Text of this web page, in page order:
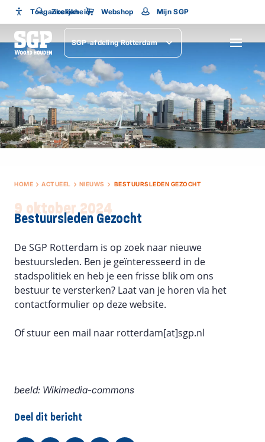
Toegankelijkheid
Toegankelijkheid
Lettergrootte
Zoeken Webshop Mijn SGP
SGP-afdeling Rotterdam SLUITEN
HOME ACTUEEL NIEUWS BESTUURSLEDEN GEZOCHT
9 oktober 2024
Bestuursleden Gezocht
De SGP Rotterdam is op zoek naar nieuwe
bestuursleden. Ben je geïnteresseerd in de
stadspolitiek en heb je een frisse blik om ons
bestuur te versterken? Laat van je horen via het
contactformulier op deze website.
Of stuur een mail naar rotterdam[at]sgp.nl
beeld: Wikimedia-commons
Deel dit bericht